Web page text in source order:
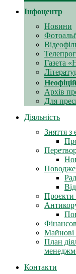
Інфоцентр
Новини
Газета
Архів
Для
Діяльність
Зняття з
Проєкти
План
Контакти